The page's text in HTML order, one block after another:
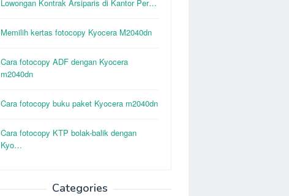
Lowongan Kontrak Arsiparis di Kantor Per…
Memilih kertas fotocopy Kyocera M2040dn
Cara fotocopy ADF dengan Kyocera
m2040dn
Cara fotocopy buku paket Kyocera m2040dn
Cara fotocopy KTP bolak-balik dengan
Kyo…
Categories